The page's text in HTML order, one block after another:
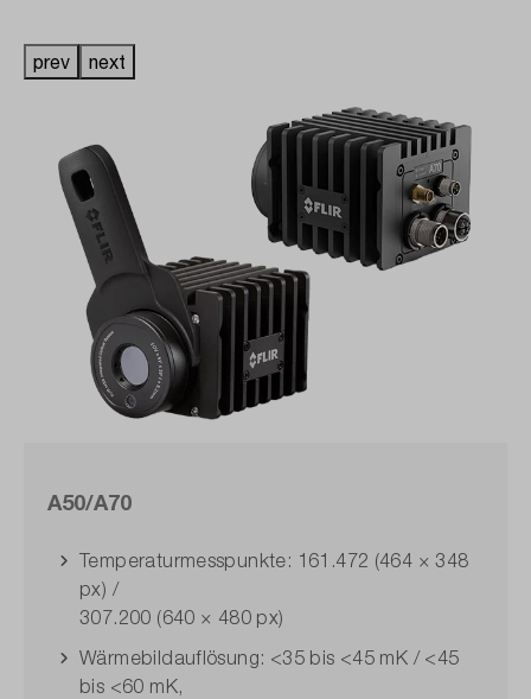
prev next
A50/A70
Temperaturmesspunkte: 161.472 (464 × 348
px) /
307.200 (640 × 480 px)
Wärmebildauflösung: <35 bis <45 mK / <45
bis <60 mK,